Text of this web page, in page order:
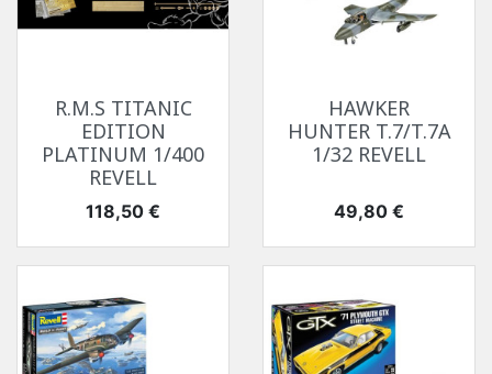
R.M.S TITANIC
EDITION
PLATINUM 1/400
REVELL
Prix
118,50 €
HAWKER
HUNTER T.7/T.7A
1/32 REVELL
Prix
49,80 €